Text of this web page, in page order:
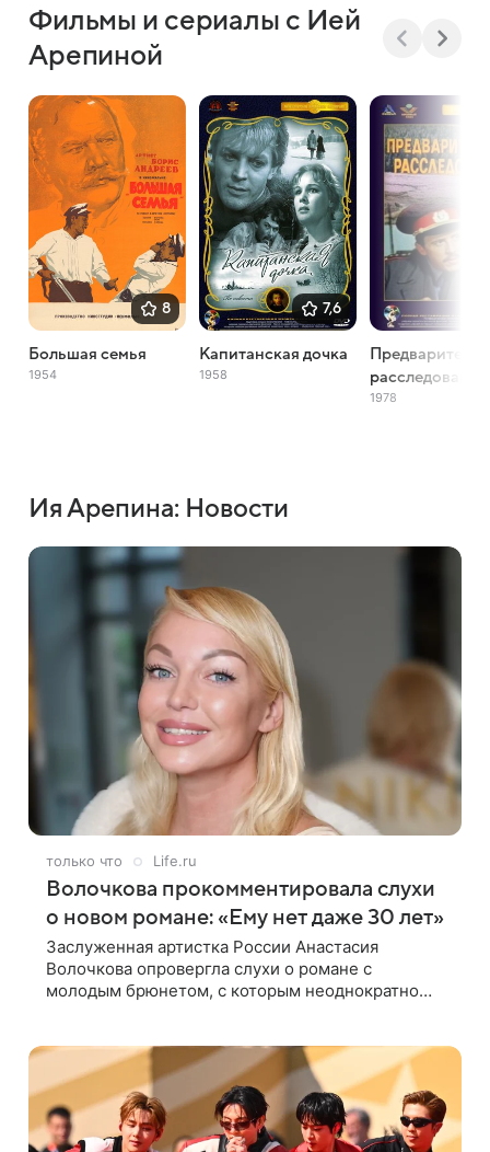
Фильмы и сериалы с Ией
Арепиной
8
Большая семья
1954
7,6
Капитанская дочка
1958
расследование
1978
Ия Арепина: Новости
только что Life.ru
Волочкова прокомментировала слухи
о новом романе: «Ему нет даже 30 лет»
Заслуженная артистка России Анастасия
Волочкова опровергла слухи о романе с
молодым брюнетом, с которым неоднократно
близкие